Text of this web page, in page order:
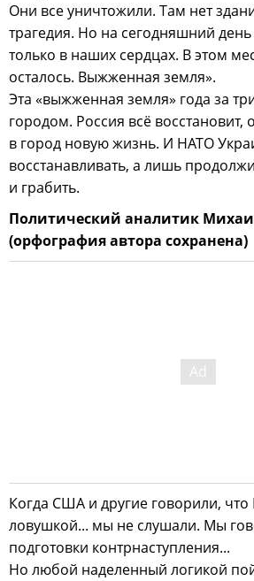
Они все уничтожили. Там нет
трагедия. Но на сегодняшний день
только в наших сердцах. В этом
осталось. Выжженная земля».
Эта «выжженная земля» года за
городом. Россия всё восстановит,
в город новую жизнь. И НАТО
восстанавливать, а лишь
и грабить.
Политический аналитик
(орфография автора сохранена)
Когда США и другие говорили,
ловушкой... мы не слушали. Мы
подготовки контрнаступления...
Но любой наделенный логикой